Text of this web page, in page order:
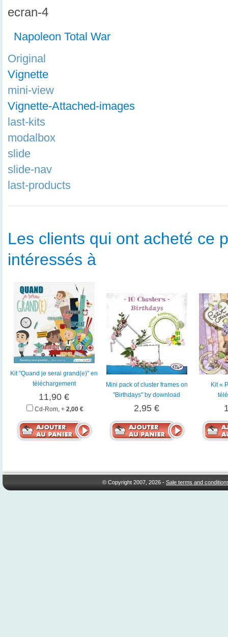
ecran-4
Napoleon Total War
Original
Vignette
mini-view
Vignette-Attached-images
last-kits
modalbox
slide
slide-nav
last-products
Les clients qui ont acheté ce
intéressés à
Kit "Quand je serai grand(e)" en
téléchargement
11,90 €
Cd-Rom, + 2,00 €
Mini pack of cluster frames on
"Birthdays" by download
2,95 €
Kit «
© Copyright 2007, 2026 -Sale terms and